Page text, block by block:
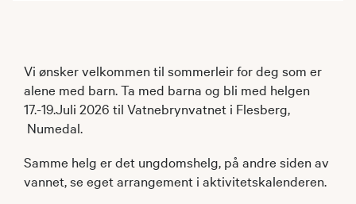
Vi ønsker velkommen til sommerleir for deg som er
alene med barn. Ta med barna og bli med helgen
17.-19.Juli 2026 til Vatnebrynvatnet i Flesberg,
Numedal.
Samme helg er det ungdomshelg, på andre siden av
vannet, se eget arrangement i aktivitetskalenderen.